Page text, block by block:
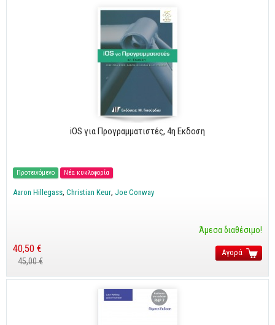
Μηχανολόγων
Προσφορές
iOS για Προγραμματιστές, 4η Εκδοση
Προτεινόμενο Νέα κυκλοφορία
Aaron Hillegass Christian Keur Joe Conway
Άμεσα διαθέσιμο!
40,50 €
45,00 €
Αγορά